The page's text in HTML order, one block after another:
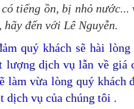
tiếng ồn, bị nhỏ
đến với Lê Nguyễn.
quý khách sẽ hài
lượng dịch vụ lẫn về
làm vừa lòng quý khách
dịch vụ của chúng tôi .